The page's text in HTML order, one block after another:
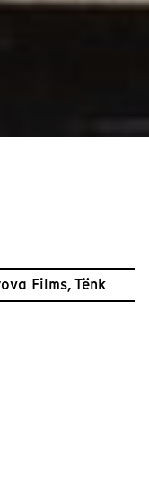
Films, Tënk